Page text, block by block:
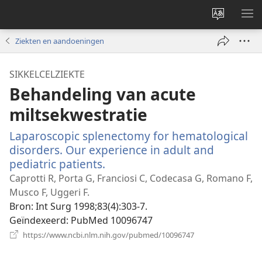
Taal
site
wijzigen
Ziekten en aandoeningen
SIKKELCELZIEKTE
Behandeling van acute
miltsekwestratie
Laparoscopic splenectomy for hematological
disorders. Our experience in adult and
pediatric patients.
nieuw
Caprotti R, Porta G, Franciosi C, Codecasa G, Romano F,
Musco F, Uggeri F.
Bron‎: Int Surg 1998;83(4):303-7.
Geïndexeerd‎: PubMed 10096747
https://www.ncbi.nlm.nih.gov/pubmed/10096747